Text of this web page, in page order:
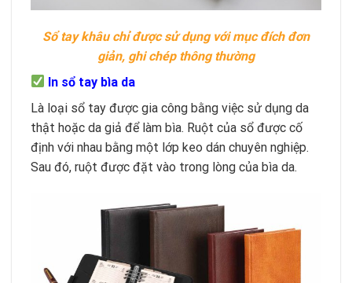
Sổ tay khâu chỉ được sử dụng với mục đích đơn
giản, ghi chép thông thường
In sổ tay bìa da
Là loại sổ tay được gia công bằng việc sử dụng da
thật hoặc da giả để làm bìa. Ruột của sổ được cố
định với nhau bằng một lớp keo dán chuyên nghiệp.
Sau đó, ruột được đặt vào trong lòng của bìa da.